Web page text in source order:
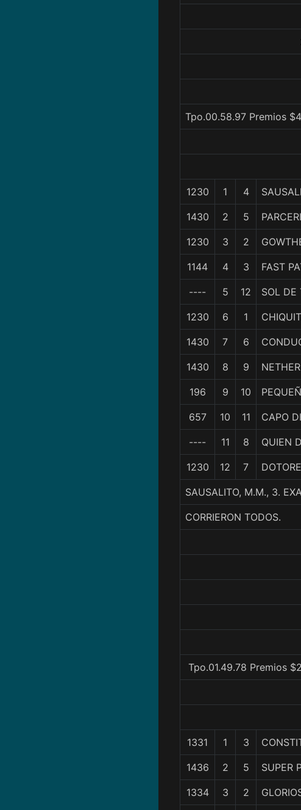
Tpo.00.58.97 Premios
1230 1 4
1430 2 5
1230 3 2
1144 4 3 FAST
---- 5 12 SOL DE
1230 6 1
1430 7 6
1430 8 9
196 9 10
657 10 11 CAPO
---- 11 8 QUIEN
1230 12 7
SAUSALITO, M.M., 3.
CORRIERON TODOS.
Tpo.01.49.78 Premios
1331 1 3
1436 2 5 SUPER
1334 3 2